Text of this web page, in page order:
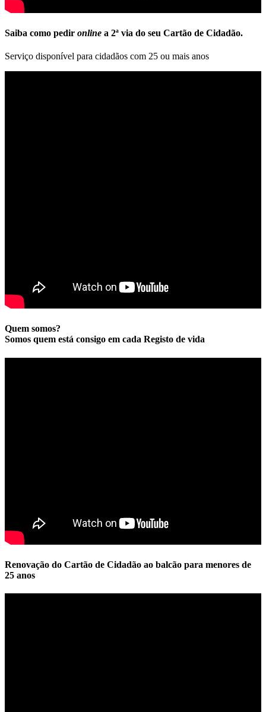
Saiba como pedir online a 2ª via do seu Cartão de Cidadão.
Serviço disponível para cidadãos com 25 ou mais anos
Quem somos?
Somos quem está consigo em cada Registo de vida
Renovação do Cartão de Cidadão ao balcão para menores de
25 anos